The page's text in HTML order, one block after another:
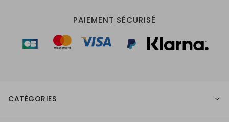
PAIEMENT SÉCURISÉ
CATÉGORIES